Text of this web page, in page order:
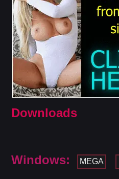
Downloads
Windows: MEGA